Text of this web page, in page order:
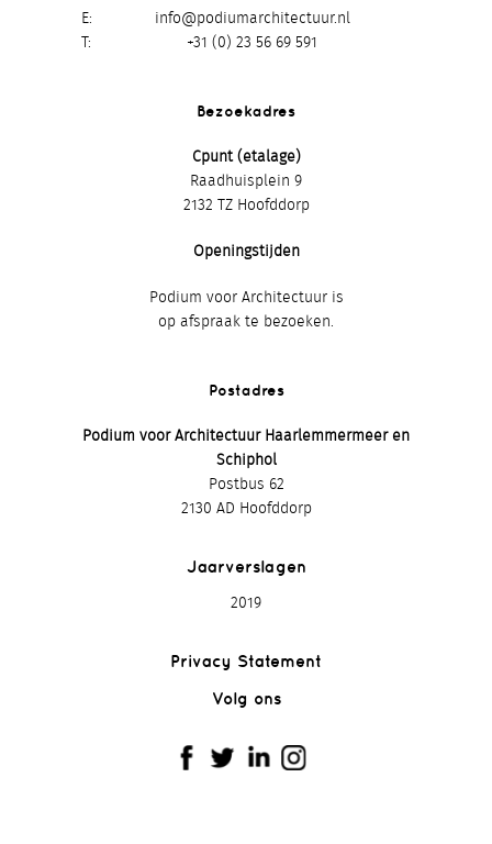
E
info@podiumarchitectuur.nl
+31 (0) 23 56 69 591
Bezoekadres
Cpunt (etalage)
Raadhuisplein 9
2132 TZ Hoofddorp
Openingstijden
Podium voor Architectuur is
op afspraak te bezoeken.
Postadres
Podium voor Architectuur Haarlemmermeer en
Schiphol
Postbus 62
2130 AD Hoofddorp
Jaarverslagen
2019
Privacy Statement
Volg ons